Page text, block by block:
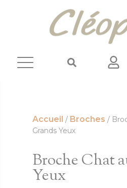
Accueil / Broches /
Grands Yeux
Broche Chat
Yeux